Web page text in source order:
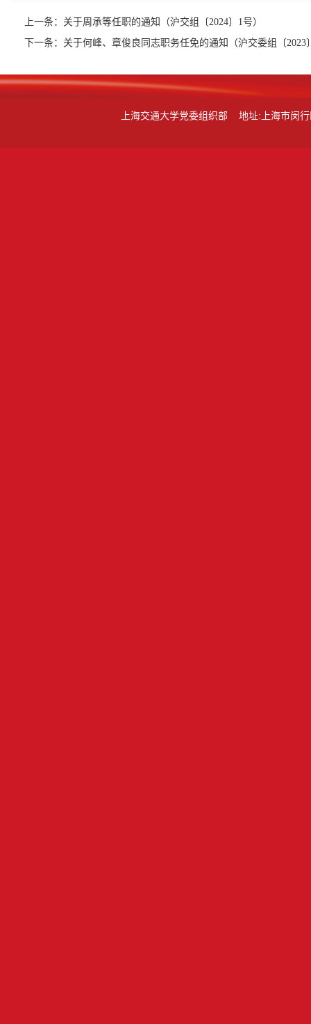
上一条： 关于周承等任职的通知（沪交组〔2024〕1号）
下一条： 关于何峰、章俊良同志职务任免的通知（沪交委组〔2023
上海交通大学党委组织部 地址:上海市闵